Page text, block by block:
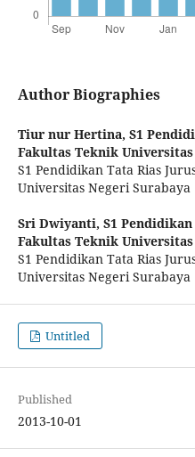
Author Biographies
Tiur nur Hertina, S1
Fakultas Teknik
S1 Pendidikan Tata Rias
Universitas Negeri Surabaya
Sri Dwiyanti, S1
Fakultas Teknik
S1 Pendidikan Tata Rias
Universitas Negeri Surabaya
Untitled
Published
2013-10-01